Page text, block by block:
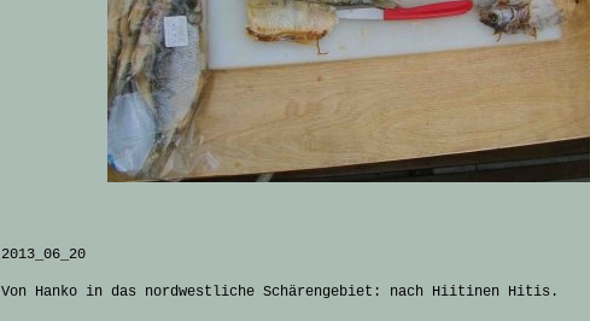
2013_06_20
Von Hanko in das nordwestliche Schärengebiet: nach Hiitinen Hitis.